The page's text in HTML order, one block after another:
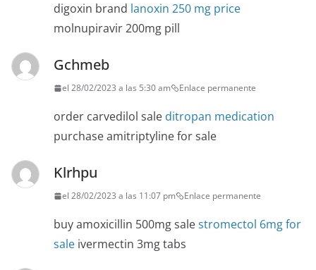
digoxin brand lanoxin 250 mg price
molnupiravir 200mg pill
Gchmeb
el 28/02/2023 a las 5:30 am Enlace permanente
order carvedilol sale ditropan medication
purchase amitriptyline for sale
Klrhpu
el 28/02/2023 a las 11:07 pm Enlace permanente
buy amoxicillin 500mg salestromectol 6mg for
sale ivermectin 3mg tabs